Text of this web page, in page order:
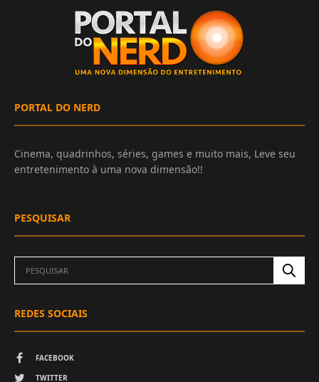
PORTAL DO NERD
Cinema, quadrinhos, séries, games e muito mais, Leve seu
entretenimento à uma nova dimensão!!
PESQUISAR
REDES SOCIAIS
FACEBOOK
TWITTER